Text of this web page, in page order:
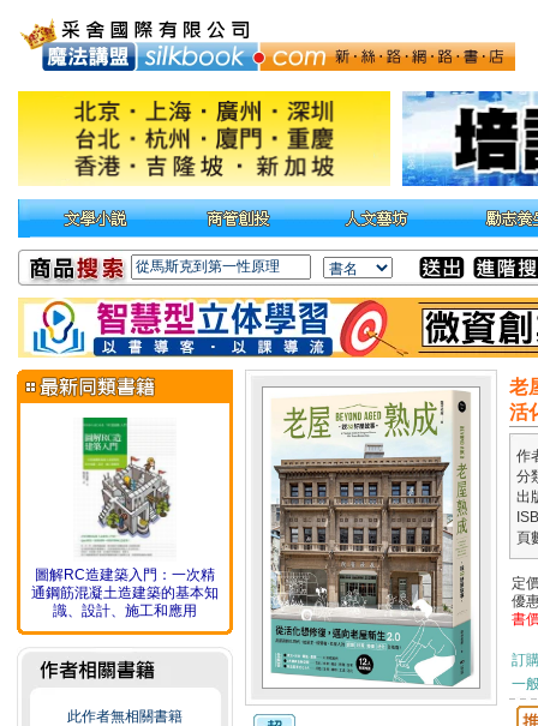
圖解RC造建築入門：一次精
通鋼筋混凝土造建築的基本知
識、設計、施工和應用
此作者無相關書籍
老
活
作
分
出
頁
定
優
書
訂
一